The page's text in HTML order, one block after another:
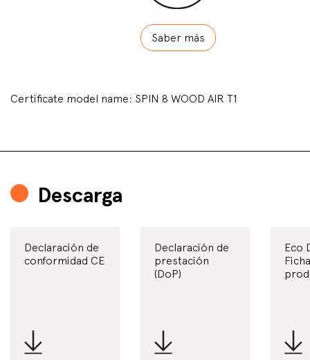
Saber más
Certificate model name: SPIN 8 WOOD AIR T1
Descarga
Declaración de
conformidad CE
Declaración de
prestación
(DoP)
Eco